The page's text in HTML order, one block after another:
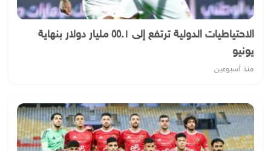
الاحتياطيات الدولية ترتفع إلى ٥٥.١ مليار دولار بنهاية
يونيو
منذ أسبوعين